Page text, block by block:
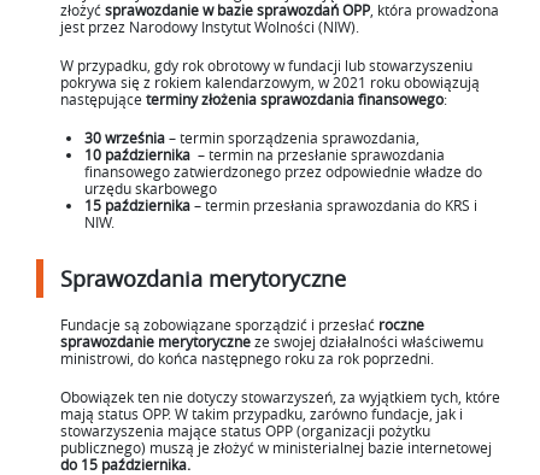
złożyćsprawozdanie w bazie sprawozdań OPP , która prowadzona
jest przez Narodowy Instytut Wolności (NIW).
W przypadku, gdy rok obrotowy w fundacji lub stowarzyszeniu
pokrywa się z rokiem kalendarzowym, w 2021 roku obowiązują
następujące terminy złożenia sprawozdania finansowego:
30 września– termin sporządzenia sprawozdania,
10 października – termin na przesłanie sprawozdania
finansowego zatwierdzonego przez odpowiednie władze do
urzędu skarbowego
15 października– termin przesłania sprawozdania do KRS i
NIW.
Sprawozdania merytoryczne
Fundacje są zobowiązane sporządzić i przesłać roczne
sprawozdanie merytoryczneze swojej działalności właściwemu
ministrowi, do końca następnego roku za rok poprzedni.
Obowiązek ten nie dotyczy stowarzyszeń, za wyjątkiem tych, które
mają status OPP. W takim przypadku, zarówno fundacje, jak i
stowarzyszenia mające status OPP (organizacji pożytku
publicznego) muszą je złożyć w ministerialnej bazie internetowej
do 15 października.